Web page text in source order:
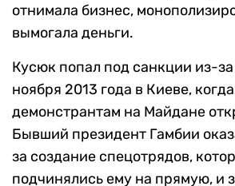
отнимала бизнес,
вымогала деньги.
Кусюк попал под санкции из-
ноября 2013 года в Киеве,
демонстрантам на Майдане
Бывший президент Гамбии
за создание спецотрядов,
подчинялись ему на прямую, и